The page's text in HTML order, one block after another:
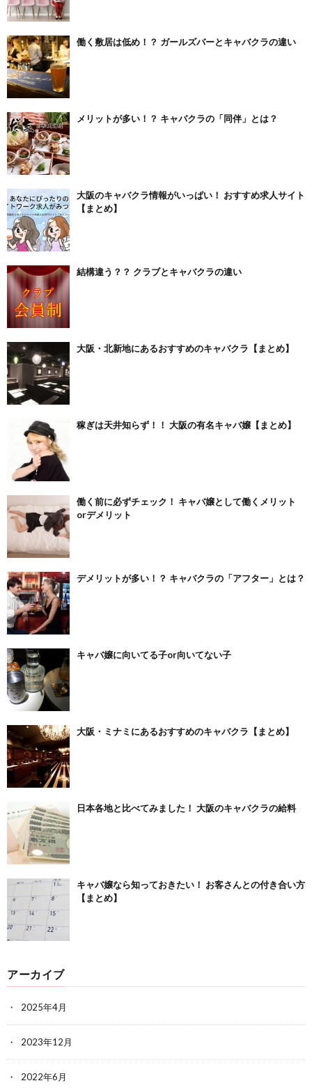
働く敷居は低め！？ ガールズバーとキャバクラの違い
メリットが多い！？ キャバクラの「同伴」とは？
大阪のキャバクラ情報がいっぱい！ おすすめ求人サイト
【まとめ】
結構違う？？ クラブとキャバクラの違い
大阪・北新地にあるおすすめのキャバクラ【まとめ】
稼ぎは天井知らず！！ 大阪の有名キャバ嬢【まとめ】
働く前に必ずチェック！ キャバ嬢として働くメリット
orデメリット
デメリットが多い！？ キャバクラの「アフター」とは？
キャバ嬢に向いてる子or向いてない子
大阪・ミナミにあるおすすめのキャバクラ【まとめ】
日本各地と比べてみました！ 大阪のキャバクラの給料
キャバ嬢なら知っておきたい！ お客さんとの付き合い方
【まとめ】
アーカイブ
2025年4月
2023年12月
2022年6月